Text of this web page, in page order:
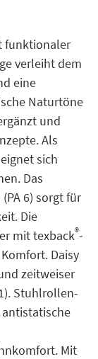
funktionaler
verleiht dem
eine
Naturtöne
und
Als
sich
Das
6) sorgt für
Die
mit texback®-
Daisy
zeitweiser
Stuhlrollen-
Mit